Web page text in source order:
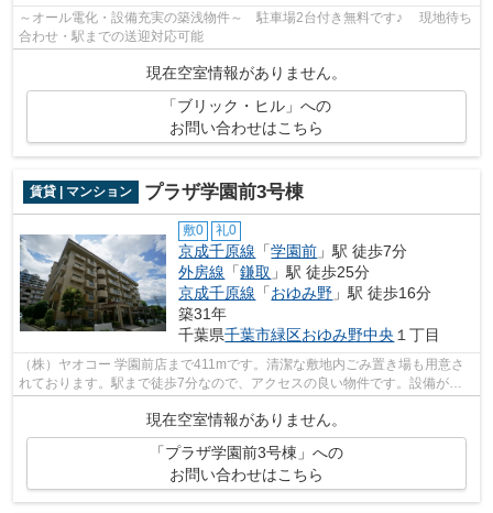
～オール電化・設備充実の築浅物件～ 駐車場2台付き無料です♪ 現地待ち
合わせ・駅までの送迎対応可能
現在空室情報がありません。
「ブリック・ヒル」への
お問い合わせはこちら
賃貸 | マンション プラザ学園前3号棟
敷0 礼0
京成千原線 「学園前 」駅 徒歩7分
外房線 「鎌取 」駅 徒歩25分
京成千原線 「おゆみ野 」駅 徒歩16分
築31年
千葉県千葉市緑区おゆみ野中央 １丁目
（株）ヤオコー 学園前店まで411mです。清潔な敷地内ごみ置き場も用意さ
れております。駅まで徒歩7分なので、アクセスの良い物件です。設備が充
実したマンションタイプの物件。043-300...
現在空室情報がありません。
「プラザ学園前3号棟」への
お問い合わせはこちら